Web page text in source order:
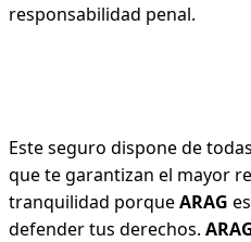
responsabilidad penal.
Este seguro dispone de
que te garantizan el mayor
tranquilidad porqueARAG
defender tus derechos.